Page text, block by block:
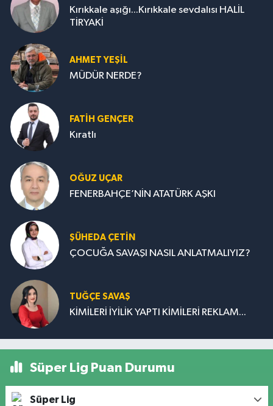
Kırıkkale aşığı...Kırıkkale sevdalısı HALİL
TİRYAKİ
AHMET YEŞİL
MÜDÜR NERDE?
FATIH GENÇER
Kıratlı
OĞUZ UÇAR
FENERBAHÇE’NİN ATATÜRK AŞKI
ŞÜHEDA ÇETİN
ÇOCUĞA SAVAŞI NASIL ANLATMALIYIZ?
TUĞÇE SAVAŞ
KİMİLERİ İYİLİK YAPTI KİMİLERİ REKLAM...
Süper Lig Puan Durumu
Süper Lig